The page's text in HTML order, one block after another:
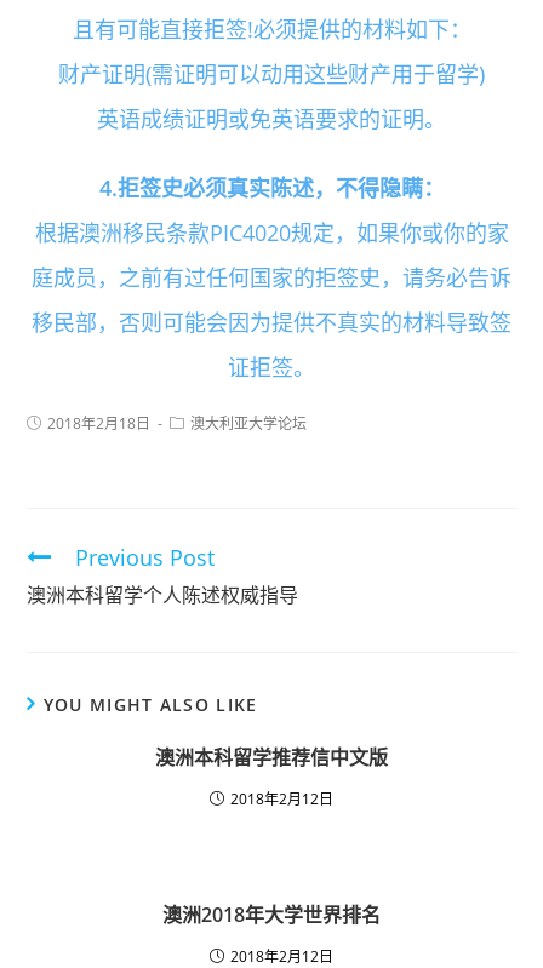
且有可能直接拒签!必须提供的材料如下：
财产证明(需证明可以动用这些财产用于留学)
英语成绩证明或免英语要求的证明。
4.拒签史必须真实陈述，不得隐瞒：
根据澳洲移民条款PIC4020规定，如果你或你的家
庭成员，之前有过任何国家的拒签史，请务必告诉
移民部，否则可能会因为提供不真实的材料导致签
证拒签。
2018年2月18日 澳大利亚大学论坛
Previous Post
澳洲本科留学个人陈述权威指导
YOU MIGHT ALSO LIKE
澳洲本科留学推荐信中文版
2018年2月12日
澳洲2018年大学世界排名
2018年2月12日